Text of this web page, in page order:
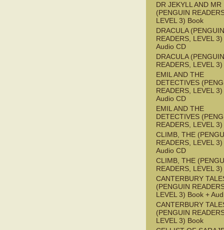
DR JEKYLL AND MR
(PENGUIN
LEVEL 3) Book
DRACULA (PENGUIN
READERS, LEVEL
Audio CD
DRACULA (PENGUIN
READERS, LEVEL
EMIL AND THE
DETECTIVES
READERS, LEVEL
Audio CD
EMIL AND THE
DETECTIVES
READERS, LEVEL
CLIMB, THE
READERS, LEVEL
Audio CD
CLIMB, THE
READERS, LEVEL
CANTERBURY
(PENGUIN
LEVEL 3) Book +
CANTERBURY
(PENGUIN
LEVEL 3) Book